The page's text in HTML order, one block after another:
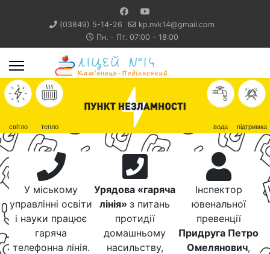
(03849) 5-14-26
kp.nvk14@gmail.com
Пн. - Пт. 07:00 - 18:00
світло тепло вода підтримка
У міському
управлінні освіти
і науки працює
гаряча
телефонна лінія.
Урядова «гаряча
лінія» з питань
протидії
домашньому
насильству,
Інспектор
ювенальної
превенції
Придруга Петро
Омелянович,